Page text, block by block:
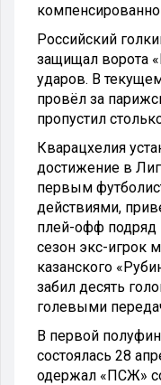
Российский
защищал ворота
ударов. В
провёл за
пропустил
Кварацхелия
достижение в
первым
действиями,
плей-офф подряд
сезон экс-игрок
казанского
забил десять
голевыми
В первой
состоялась 28
одержал «ПСЖ»